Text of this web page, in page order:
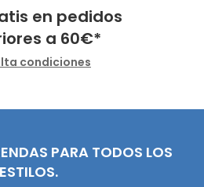
en pedidos
a 60€*
condiciones
PARA TODOS LOS
ESTILOS.